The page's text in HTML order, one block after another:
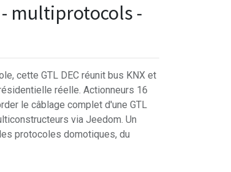
multiprotocols -
cette GTL DEC réunit bus KNX et
réelle. Actionneurs 16
le câblage complet d'une GTL
via Jeedom. Un
protocoles domotiques, du